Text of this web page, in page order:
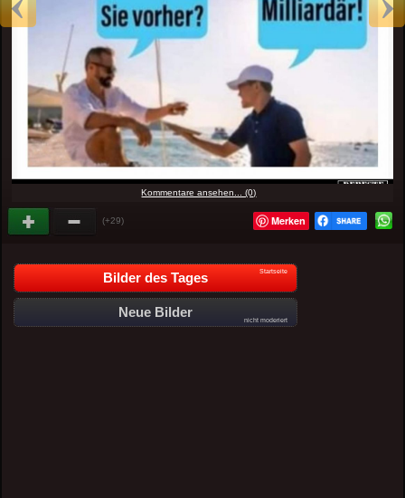
Kommentare ansehen... (0)
(+29) Merken
Bilder des Tages Startseite
Neue Bilder
nicht moderiert